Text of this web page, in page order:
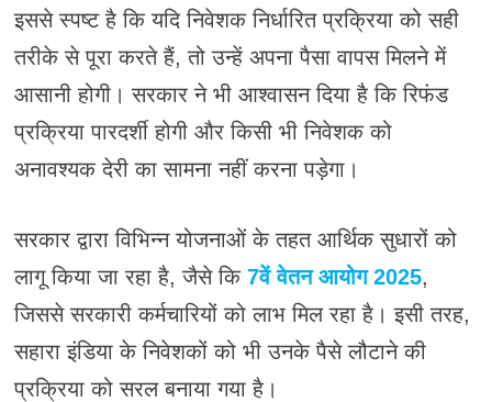
इससे स्पष्ट है कि यदि निवेशक निर्धारित प्रक्रिया को सही
तरीके से पूरा करते हैं, तो उन्हें अपना पैसा वापस मिलने में
आसानी होगी। सरकार ने भी आश्वासन दिया है कि रिफंड
प्रक्रिया पारदर्शी होगी और किसी भी निवेशक को
अनावश्यक देरी का सामना नहीं करना पड़ेगा।
सरकार द्वारा विभिन्न योजनाओं के तहत आर्थिक सुधारों को
लागू किया जा रहा है, जैसे कि 7वें वेतन आयोग 2025,
जिससे सरकारी कर्मचारियों को लाभ मिल रहा है। इसी तरह,
सहारा इंडिया के निवेशकों को भी उनके पैसे लौटाने की
प्रक्रिया को सरल बनाया गया है।